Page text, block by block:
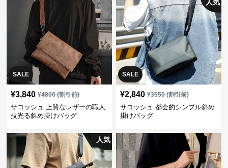
SALE
¥3,840 ¥4800(割引前)
サコッシュ 上質なレザーの職人
技光る斜め掛けバッグ
SALE
人気
¥2,840 ¥3550(割引前)
サコッシュ 都会的シンプル斜め
掛けバッグ
人気